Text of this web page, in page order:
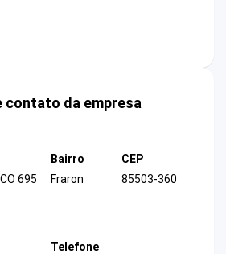
contato da empresa
695
Bairro
Fraron
CEP
85503-360
Telefone